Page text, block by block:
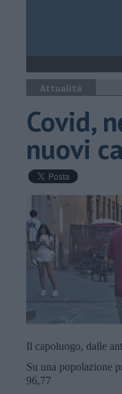
Attualità
Covid,
nuovi
Il capoluogo, dalle
Su una popolazione
96,77